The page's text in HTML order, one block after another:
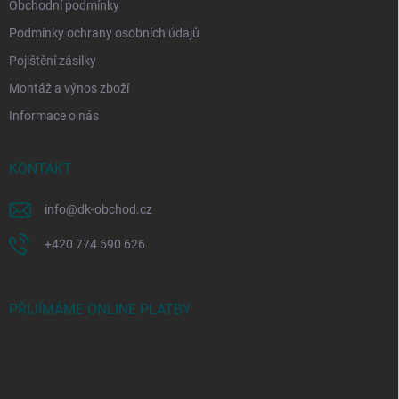
Obchodní podmínky
Podmínky ochrany osobních údajů
Pojištění zásilky
Montáž a výnos zboží
Informace o nás
KONTAKT
info@dk-obchod.cz
+420 774 590 626
PŘIJÍMÁME ONLINE PLATBY